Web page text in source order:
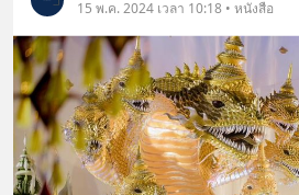
15 พ.ค. 2024 เวลา 10:18 • หนังสือ